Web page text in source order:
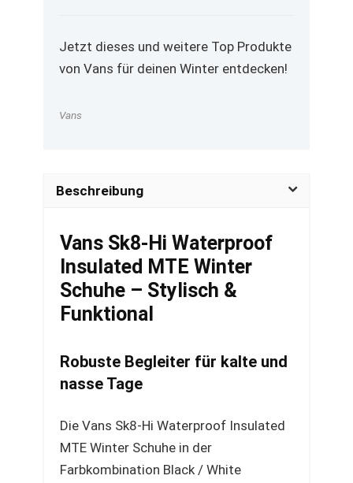
Jetzt dieses und weitere Top Produkte
von Vans für deinen Winter entdecken!
Vans
Beschreibung
Vans Sk8-Hi Waterproof
Insulated MTE Winter
Schuhe – Stylisch &
Funktional
Robuste Begleiter für kalte und
nasse Tage
Die Vans Sk8-Hi Waterproof Insulated
MTE Winter Schuhe in der
Farbkombination Black / White